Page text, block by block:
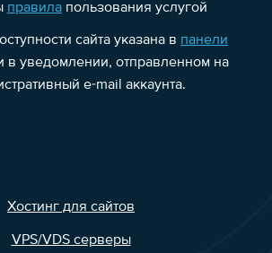
правилапользования услугой
сайта указана в панели
в уведомлении, отправленном на
e-mail аккаунта.
Хостинг для сайтов
VPS/VDS серверы